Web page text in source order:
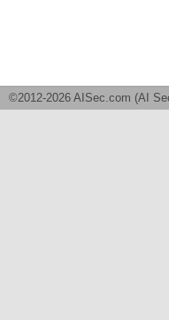
©2012-2026 AISec.com (AI